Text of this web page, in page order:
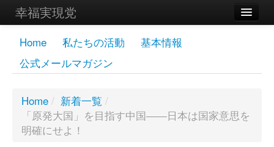
幸福実現党
メンバーズページ
党員
お問い合わせ
Home 私たちの活動
基本情報
公式メールマガジン
Home / 新着一覧 /
「原発大国」を目指す中国――日本は国家意思を
明確にせよ！